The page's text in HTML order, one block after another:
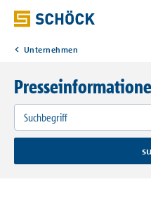
Anwendungen
Germany (DE)
Unternehmen